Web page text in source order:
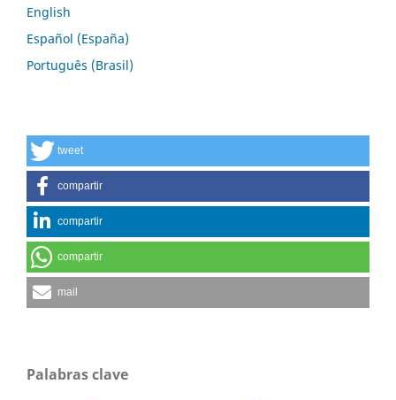
English
Español (España)
Português (Brasil)
tweet
compartir
compartir
compartir
mail
Palabras clave